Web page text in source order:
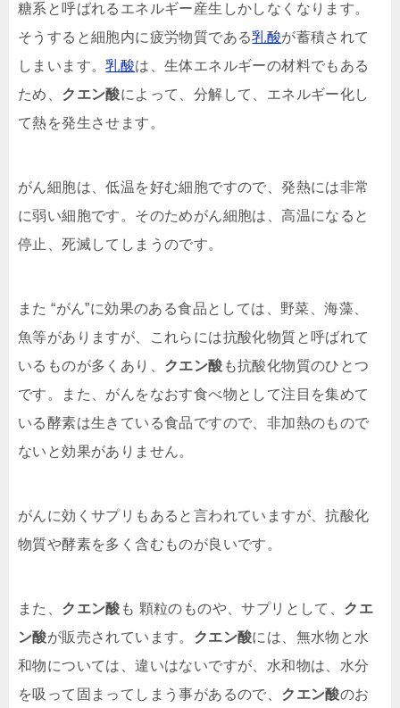
糖系と呼ばれるエネルギー産生しかしなくなります。
そうすると細胞内に疲労物質である乳酸が蓄積されて
しまいます。乳酸は、生体エネルギーの材料でもある
ため、 クエン酸によって、分解して、エネルギー化し
て熱を発生させます。
がん細胞は、低温を好む細胞ですので、発熱には非常
に弱い細胞です。そのためがん細胞は、高温になると
停止、死滅してしまうのです。
また “がん”に効果のある食品としては、野菜、海藻、
魚等がありますが、これらには抗酸化物質と呼ばれて
いるものが多くあり、 クエン酸 も抗酸化物質のひとつ
です。また、がんをなおす食べ物として注目を集めて
いる酵素は生きている食品ですので、非加熱のもので
ないと効果がありません。
がんに効くサプリもあると言われていますが、抗酸化
物質や酵素を多く含むものが良いです。
また、 クエン酸 も 顆粒のものや、サプリとして、 クエ
ン酸が販売されています。 クエン酸には、無水物と水
和物については、違いはないですが、水和物は、水分
を吸って固まってしまう事があるので、 クエン酸のお